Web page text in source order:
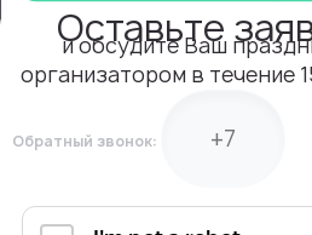
Оставьте
и обсудите Ваш
организатором в течение
Обратный звонок: